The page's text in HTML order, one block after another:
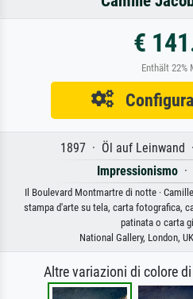
€
Enthält 22%
Configura
1897 · Öl auf Leinwand
Impressionismo ·
Il Boulevard Montmartre di notte ·
stampa d'arte su tela, carta fotografica,
patinata o carta
National Gallery, London,
Altre variazioni di colore